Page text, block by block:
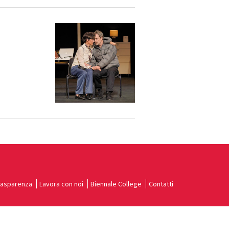
Lavora con noi Biennale College Contatti